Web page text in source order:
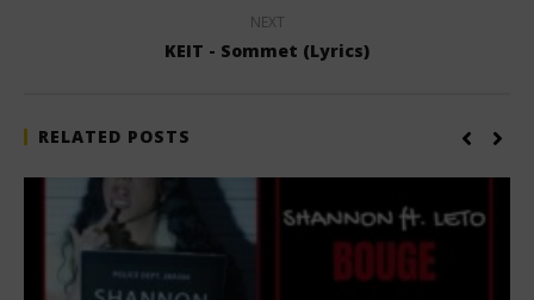
NEXT
KEIT - Sommet (Lyrics)
RELATED POSTS